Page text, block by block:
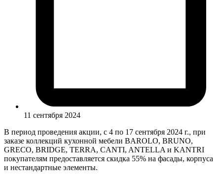
11 сентября 2024
В период проведения акции, с 4 по 17 сентября 2024 г., при
заказе коллекций кухонной мебели BAROLO, BRUNO,
GRECO, BRIDGE, TERRA, CANTI, ANTELLA и KANTRI
покупателям предоставляется скидка 55% на фасады, корпуса
и нестандартные элементы.